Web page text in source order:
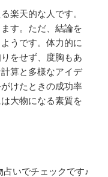
楽天的な人です。
す。ただ、結論を
うです。体力的に
をせず、度胸もあ
算と多様なアイデ
けたときの成功率
大物になる素質を
いでチェックです♪